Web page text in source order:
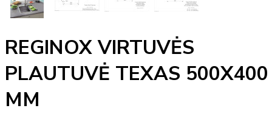
REGINOX VIRTUVĖS
PLAUTUVĖ TEXAS 500X400
MM